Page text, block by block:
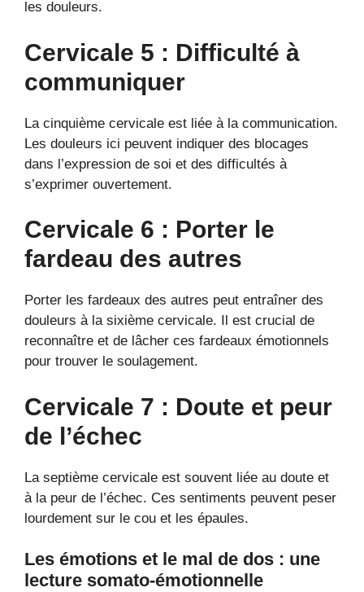
les douleurs.
Cervicale 5 : Difficulté à
communiquer
La cinquième cervicale est liée à la communication.
Les douleurs ici peuvent indiquer des blocages
dans l’expression de soi et des difficultés à
s’exprimer ouvertement.
Cervicale 6 : Porter le
fardeau des autres
Porter les fardeaux des autres peut entraîner des
douleurs à la sixième cervicale. Il est crucial de
reconnaître et de lâcher ces fardeaux émotionnels
pour trouver le soulagement.
Cervicale 7 : Doute et peur
de l’échec
La septième cervicale est souvent liée au doute et
à la peur de l’échec. Ces sentiments peuvent peser
lourdement sur le cou et les épaules.
Les émotions et le mal de dos : une
lecture somato-émotionnelle